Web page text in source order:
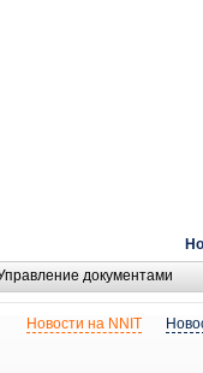
документами
Новости на NNIT